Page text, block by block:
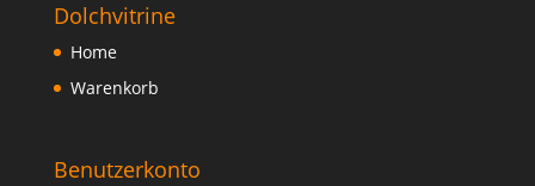
Dolchvitrine
Home
Warenkorb
Benutzerkonto